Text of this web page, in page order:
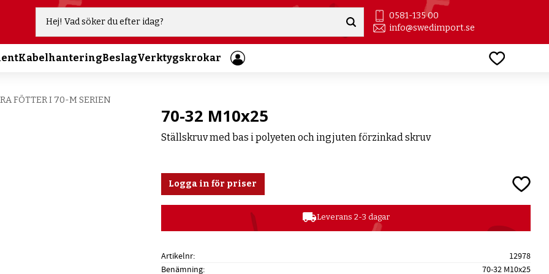
0581-135 00
info@swedimport.se
KabelhanteringBeslagVerktygskrokar
FÖTTER I 70-M SERIEN
70-32 M10x25
Ställskruv med bas i polyeten och ingjuten förzinkad skruv
Logga in för priser Lägg
local_shippingLeverans 2-3 dagar
Artikelnr
12978
Benämning
70-32 M10x25